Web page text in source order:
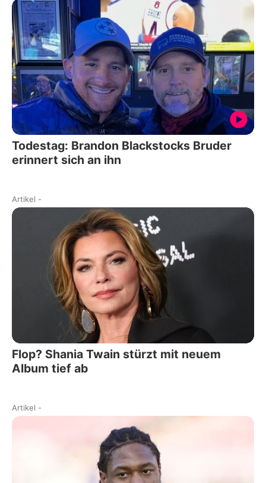
Todestag: Brandon Blackstocks Bruder
erinnert sich an ihn
Artikel -
Flop? Shania Twain stürzt mit neuem
Album tief ab
Artikel -